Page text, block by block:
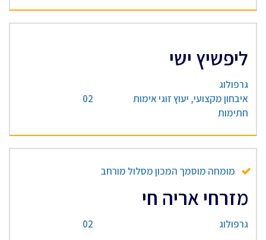
ליפשיץ ישי
גרפולוג
איבחון מקצועי, יעוץ זוגי אימות
חתימות
02
מומחה מוסמך המכון מסלול מורחב
מזרחי אריה חי
גרפולוג 02